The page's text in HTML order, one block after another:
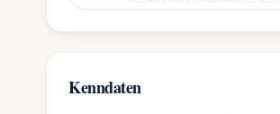
Kenndaten